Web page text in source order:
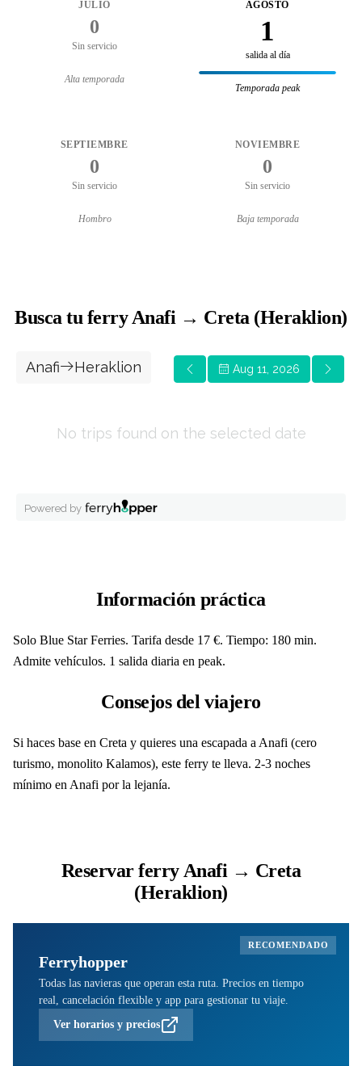
JULIO
0
Sin servicio
Alta temporada
AGOSTO
1
salida al día
Temporada peak
SEPTIEMBRE
0
Sin servicio
Hombro
NOVIEMBRE
0
Sin servicio
Baja temporada
Busca tu ferry Anafi → Creta (Heraklion)
Información práctica
Solo Blue Star Ferries. Tarifa desde 17 €. Tiempo: 180 min.
Admite vehículos. 1 salida diaria en peak.
Consejos del viajero
Si haces base en Creta y quieres una escapada a Anafi (cero
turismo, monolito Kalamos), este ferry te lleva. 2-3 noches
mínimo en Anafi por la lejanía.
Reservar ferry Anafi → Creta
(Heraklion)
RECOMENDADO
Ferryhopper
Todas las navieras que operan esta ruta. Precios en tiempo
real, cancelación flexible y app para gestionar tu viaje.
Ver horarios y precios